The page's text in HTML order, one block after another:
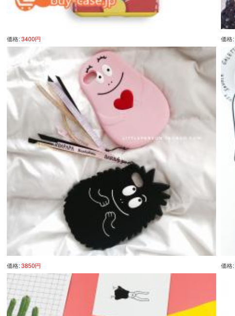
価格:3400円 価格:
価格:3850円 価格: